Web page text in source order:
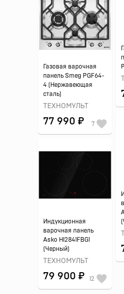
Газовая варочная
панель Smeg PGF64-
4 (Нержавеющая
сталь)
ТЕХНОМУЛЬТ
77 990 ₽ 7
Индукционная
варочная панель
Asko HI2841FBG1
(Черный)
ТЕХНОМУЛЬТ
79 900 ₽ 12